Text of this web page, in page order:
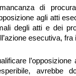
di
agli atti
degli atti e dei
esecutiva,
avrebbe